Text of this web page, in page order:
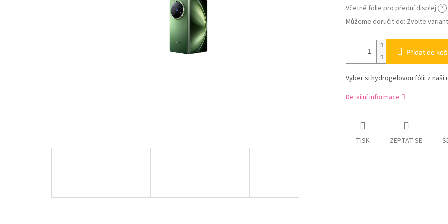
Včetně fólie pro přední displej ?
Můžeme doručit do: Zvolte
Přidat do
Vyber si hydrogelovou fólii z naší
Detailní informace
TISK ZEPTAT SE